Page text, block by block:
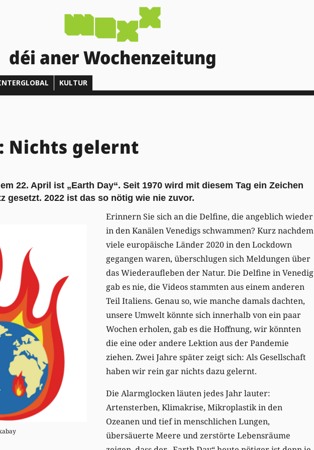
déi aner Wochenzeitung
KULTUR
Nichts gelernt
22. April ist „Earth Day“. Seit 1970 wird mit diesem Tag ein Zeichen
gesetzt. 2022 ist das so nötig wie nie zuvor.
Erinnern Sie sich an die Delfine, die angeblich wieder
in den Kanälen Venedigs schwammen? Kurz nachdem
viele europäische Länder 2020 in den Lockdown
gegangen waren, überschlugen sich Meldungen über
das Wiederaufleben der Natur. Die Delfine in Venedig
gab es nie, die Videos stammten aus einem anderen
Teil Italiens. Genau so, wie manche damals dachten,
unsere Umwelt könnte sich innerhalb von ein paar
Wochen erholen, gab es die Hoffnung, wir könnten
die eine oder andere Lektion aus der Pandemie
ziehen. Zwei Jahre später zeigt sich: Als Gesellschaft
haben wir rein gar nichts dazu gelernt.
Die Alarmglocken läuten jedes Jahr lauter:
Artensterben, Klimakrise, Mikroplastik in den
Ozeanen und tief in menschlichen Lungen,
übersäuerte Meere und zerstörte Lebensräume